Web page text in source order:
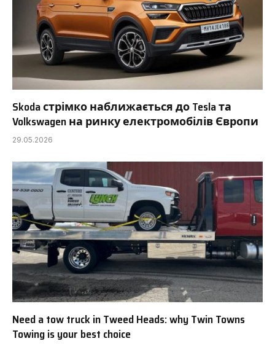
Skoda стрімко наближається до Tesla та
Volkswagen на ринку електромобілів Європи
29.05.2026
Need a tow truck in Tweed Heads: why Twin Towns
Towing is your best choice